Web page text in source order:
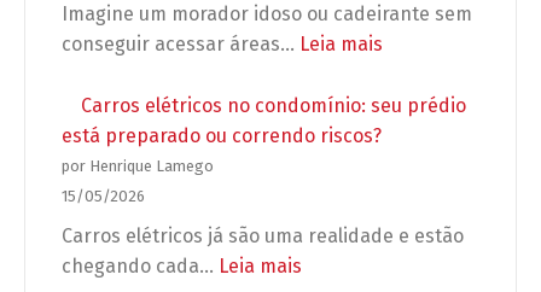
obra?
podem
seu
condomínio
Imagine um morador idoso ou cadeirante sem
conseguir acessar áreas… Leia mais
no
adaptação,
Carros elétricos no condomínio: seu prédio
está preparado ou correndo riscos?
por Henrique Lamego
15/05/2026
Carros elétricos já são uma realidade e estão
chegando cada… Leia mais